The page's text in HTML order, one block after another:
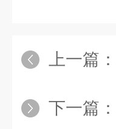
上一篇：
下一篇：